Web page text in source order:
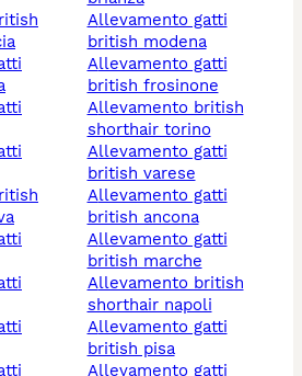
allevamento gatti
british modena
allevamento gatti
british frosinone
allevamento british
shorthair torino
allevamento gatti
british varese
allevamento gatti
british ancona
allevamento gatti
british marche
allevamento british
shorthair napoli
allevamento gatti
british pisa
allevamento gatti